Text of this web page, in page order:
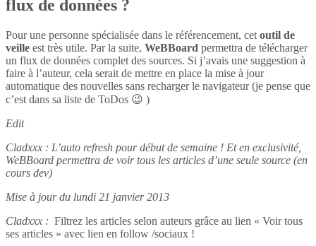
flux de données ?
Pour une personne spécialisée dans le référencement, cet outil de
veille est très utile. Par la suite, WeBBoard permettra de télécharger
un flux de données complet des sources. Si j’avais une suggestion à
faire à l’auteur, cela serait de mettre en place la mise à jour
automatique des nouvelles sans recharger le navigateur (je pense que
c’est dans sa liste de ToDos 😉 )
Edit
Cladxxx : L’auto refresh pour début de semaine ! Et en exclusivité,
WeBBoard permettra de voir tous les articles d’une seule source (en
cours dev)
Mise à jour du lundi 21 janvier 2013
Cladxxx : Filtrez les articles selon auteurs grâce au lien « Voir tous
ses articles » avec lien en follow /sociaux !